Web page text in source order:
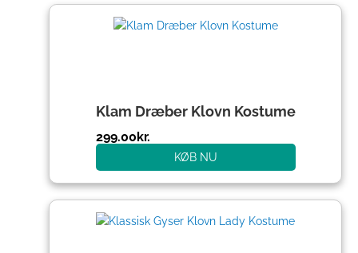
Klam Dræber Klovn Kostume
299.00kr.
KØB NU